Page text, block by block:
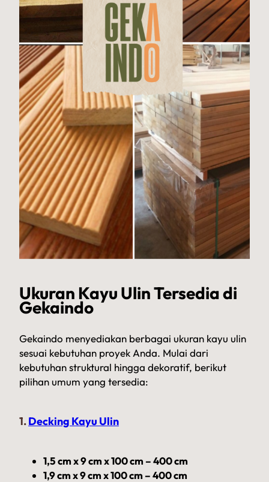
Ukuran Kayu Ulin Tersedia di
Gekaindo
Gekaindo menyediakan berbagai ukuran kayu ulin
sesuai kebutuhan proyek Anda. Mulai dari
kebutuhan struktural hingga dekoratif, berikut
pilihan umum yang tersedia:
1.Decking Kayu Ulin
1,5 cm x 9 cm x 100 cm – 400 cm
1,9 cm x 9 cm x 100 cm – 400 cm